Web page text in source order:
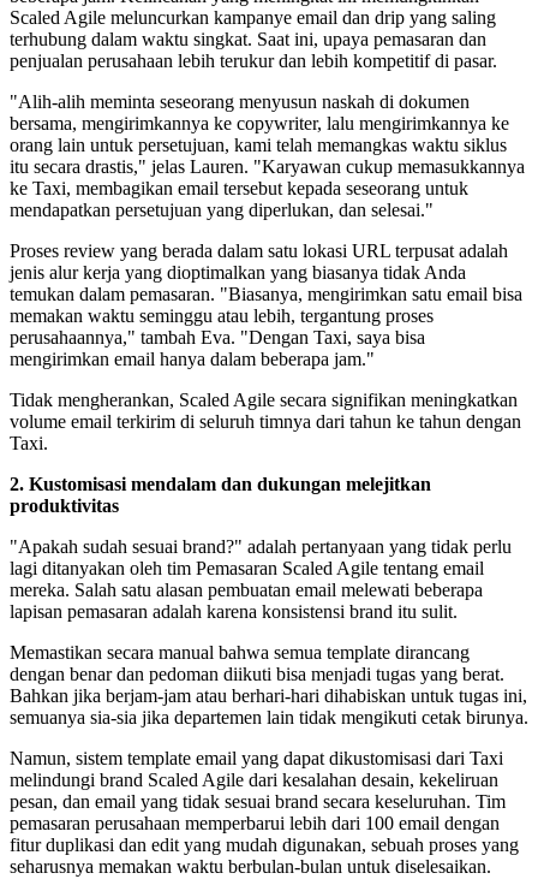
Scaled Agile meluncurkan kampanye email dan drip yang saling
terhubung dalam waktu singkat. Saat ini, upaya pemasaran dan
penjualan perusahaan lebih terukur dan lebih kompetitif di pasar.
"Alih-alih meminta seseorang menyusun naskah di dokumen
bersama, mengirimkannya ke copywriter, lalu mengirimkannya ke
orang lain untuk persetujuan, kami telah memangkas waktu siklus
itu secara drastis," jelas Lauren. "Karyawan cukup memasukkannya
ke Taxi, membagikan email tersebut kepada seseorang untuk
mendapatkan persetujuan yang diperlukan, dan selesai."
Proses review yang berada dalam satu lokasi URL terpusat adalah
jenis alur kerja yang dioptimalkan yang biasanya tidak Anda
temukan dalam pemasaran. "Biasanya, mengirimkan satu email bisa
memakan waktu seminggu atau lebih, tergantung proses
perusahaannya," tambah Eva. "Dengan Taxi, saya bisa
mengirimkan email hanya dalam beberapa jam."
Tidak mengherankan, Scaled Agile secara signifikan meningkatkan
volume email terkirim di seluruh timnya dari tahun ke tahun dengan
Taxi.
2. Kustomisasi mendalam dan dukungan melejitkan
produktivitas
"Apakah sudah sesuai brand?" adalah pertanyaan yang tidak perlu
lagi ditanyakan oleh tim Pemasaran Scaled Agile tentang email
mereka. Salah satu alasan pembuatan email melewati beberapa
lapisan pemasaran adalah karena konsistensi brand itu sulit.
Memastikan secara manual bahwa semua template dirancang
dengan benar dan pedoman diikuti bisa menjadi tugas yang berat.
Bahkan jika berjam-jam atau berhari-hari dihabiskan untuk tugas ini,
semuanya sia-sia jika departemen lain tidak mengikuti cetak birunya.
Namun, sistem template email yang dapat dikustomisasi dari Taxi
melindungi brand Scaled Agile dari kesalahan desain, kekeliruan
pesan, dan email yang tidak sesuai brand secara keseluruhan. Tim
pemasaran perusahaan memperbarui lebih dari 100 email dengan
fitur duplikasi dan edit yang mudah digunakan, sebuah proses yang
seharusnya memakan waktu berbulan-bulan untuk diselesaikan.